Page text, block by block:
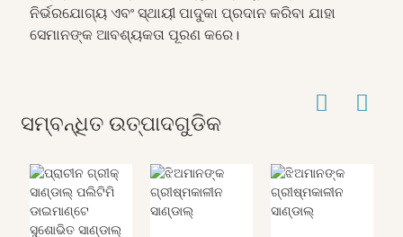
ନିର୍ଭରଯୋଗ୍ୟ ଏବଂ ସ୍ଥାୟୀ ପାଦୁକା ପ୍ରଦାନ କରିବା ଯାହା
ସେମାନଙ୍କ ଆବଶ୍ୟକତା ପୂରଣ କରେ।
ସମ୍ବନ୍ଧିତ ଉତ୍ପାଦଗୁଡିକ